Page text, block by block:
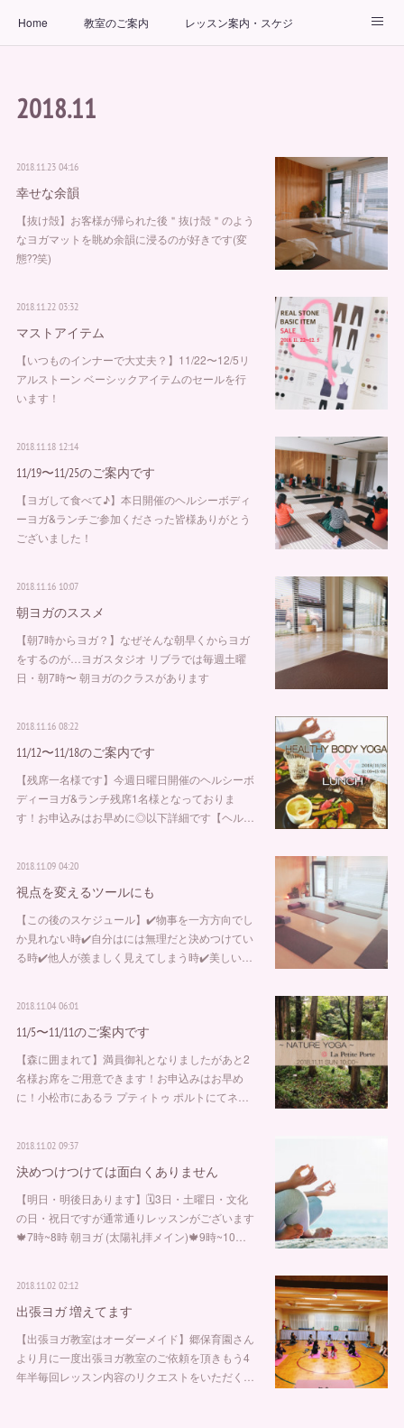
Home 教室のご案内 レッスン案内・スケジュール
お問い合わせ
2018.11
2018.11.23 04:16
幸せな余韻
【抜け殻】お客様が帰られた後＂抜け殻＂のよう
なヨガマットを眺め余韻に浸るのが好きです(変
態⁇笑)
2018.11.22 03:32
マストアイテム
【いつものインナーで大丈夫？】11/22〜12/5リ
アルストーン ベーシックアイテムのセールを行
います！
2018.11.18 12:14
11/19〜11/25のご案内です
【ヨガして食べて♪】本日開催のヘルシーボディ
ーヨガ&ランチご参加くださった皆様ありがとう
ございました！
2018.11.16 10:07
朝ヨガのススメ
【朝7時からヨガ？】なぜそんな朝早くからヨガ
をするのが…ヨガスタジオ リブラでは毎週土曜
日・朝7時〜 朝ヨガのクラスがあります
2018.11.16 08:22
11/12〜11/18のご案内です
【残席一名様です】今週日曜日開催のヘルシーボ
ディーヨガ&ランチ残席1名様となっておりま
す！お申込みはお早めに◎以下詳細です【ヘル…
2018.11.09 04:20
視点を変えるツールにも
【この後のスケジュール】✔️物事を一方方向でし
か見れない時✔️自分はには無理だと決めつけてい
る時✔️他人が羨ましく見えてしまう時✔️美しい…
2018.11.04 06:01
11/5〜11/11のご案内です
【森に囲まれて】満員御礼となりましたがあと2
名様お席をご用意できます！お申込みはお早め
に！小松市にあるラ プティトゥ ポルトにてネ…
2018.11.02 09:37
決めつけつけては面白くありません
【明日・明後日あります】🗓3日・土曜日・文化
の日・祝日ですが通常通りレッスンがございます
🍁7時~8時 朝ヨガ (太陽礼拝メイン)🍁9時~10…
2018.11.02 02:12
出張ヨガ 増えてます
【出張ヨガ教室はオーダーメイド】郷保育園さん
より月に一度出張ヨガ教室のご依頼を頂きもう4
年半毎回レッスン内容のリクエストをいただく…